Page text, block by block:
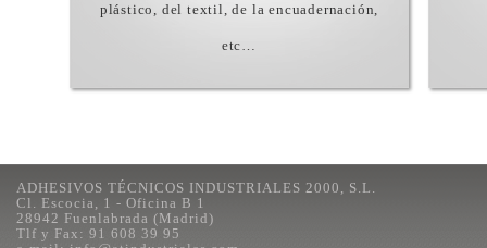
plástico, del textil, de la encuadernación,
etc…
ADHESIVOS TÉCNICOS INDUSTRIALES 2000, S.L.
Cl. Escocia, 1 - Oficina B 1
28942 Fuenlabrada (Madrid)
Tlf y Fax: 91 608 39 95